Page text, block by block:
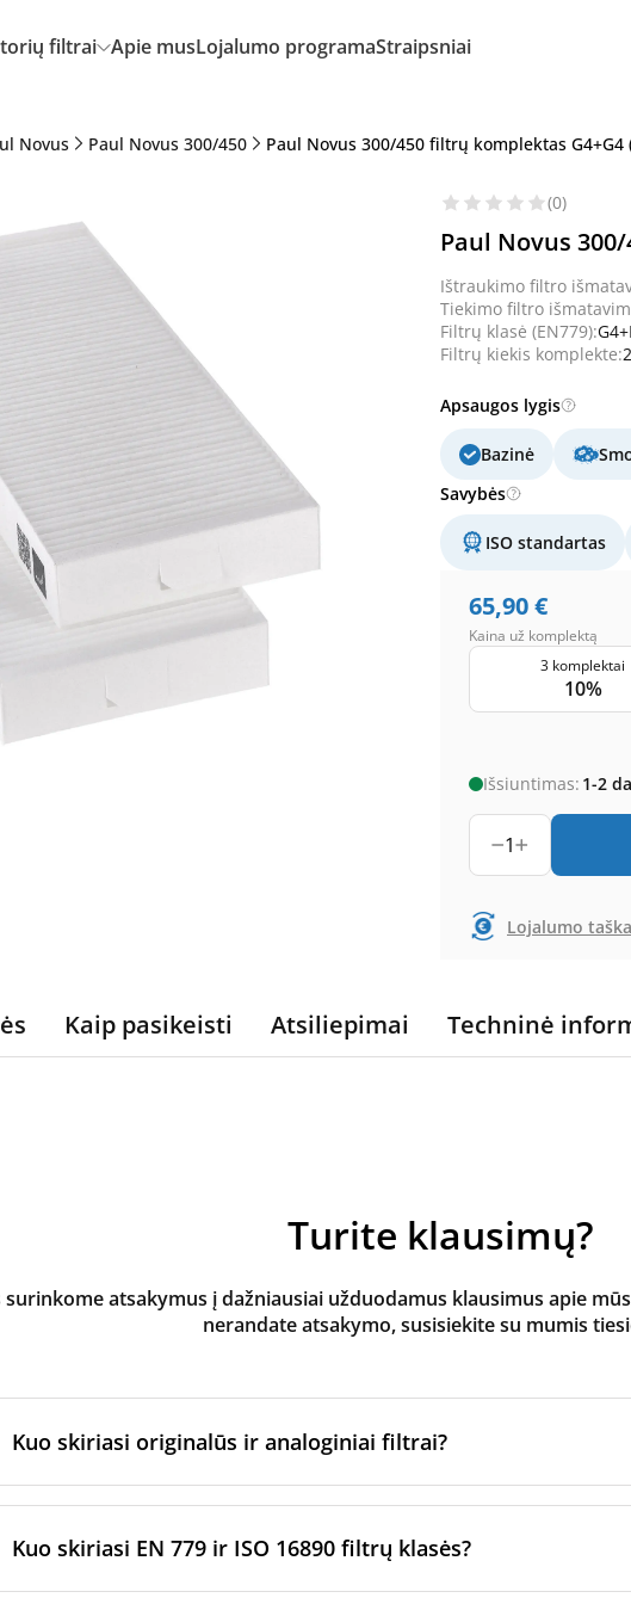
filtrai Apie musLojalumo programaStraipsniai
Novus Paul Novus 300/450 Paul Novus 300/450 filtrų komplektas G4+G4
(0)
Paul Novus
Ištraukimo filtro
Tiekimo filtro
Filtrų klasė (EN779):
Filtrų kiekis komplekte:
Apsaugos lygis
Bazinė
Savybės
ISO standartas
65,90€
Kaina už komplektą
3 komplektai
10%
Išsiuntimas: 1-2
1
Lojalumo
Kaip pasikeisti Atsiliepimai Techninė
Turite klausimų?
surinkome atsakymus į dažniausiai užduodamus klausimus apie
nerandate atsakymo, susisiekite su mumis
Kuo skiriasi originalūs ir analoginiai filtrai?
arba jam skirtų filtrų per sertifikuotus gamybos partnerius. Jie
Kuo skiriasi EN 779 ir ISO 16890 filtrų klasės?